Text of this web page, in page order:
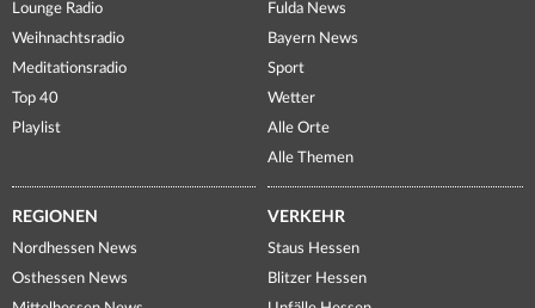
Lounge Radio
Weihnachtsradio
Meditationsradio
Top 40
Playlist
Fulda News
Bayern News
Sport
Wetter
Alle Orte
Alle Themen
REGIONEN
Nordhessen News
Osthessen News
VERKEHR
Staus Hessen
Blitzer Hessen